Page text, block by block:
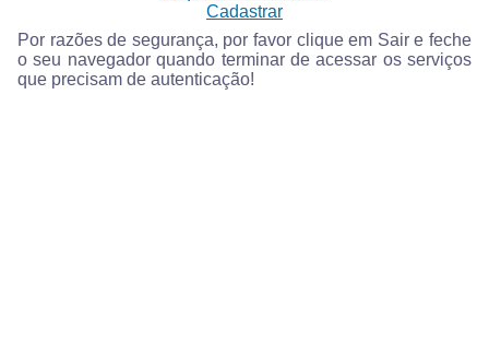
Cadastrar
Por razões de segurança, por favor clique em Sair e feche
o seu navegador quando terminar de acessar os serviços
que precisam de autenticação!